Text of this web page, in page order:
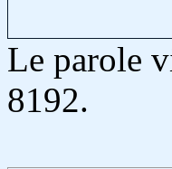
Le parole
8192.